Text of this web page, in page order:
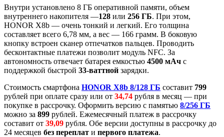
Внутри установлено 8 ГБ оперативной памяти, объем
внутреннего накопителя —128 или 256 ГБ. При этом,
HONOR X8b — очень тонкий и легкий. Его толщина
составляет всего 6,78 мм, а вес — 166 грамм. В боковую
кнопку встроен сканер отпечатков пальцев. Проводить
бесконтактные платежи позволит модуль NFC. За
автономность отвечает батарея емкостью 4500 мАч с
поддержкой быстрой 33-ваттной зарядки.
Стоимость смартфона HONOR X8b 8/128 ГБ составит 799
рублей при оплате сразу или от 34,74 рубля в месяц — при
покупке в рассрочку. Оформить версию с памятью 8/256 ГБ
можно за 899 рублей. Ежемесячный платеж в рассрочку
составит от 39,09 рубля. Обе версии доступны в рассрочку до
24 месяцев без переплат и первого платежа.